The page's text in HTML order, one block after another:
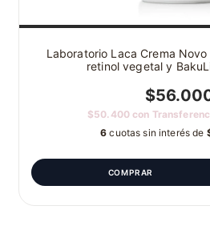
Laboratorio Laca Crema
retinol vegetal y
$50.400con
6 cuotas sin interés de